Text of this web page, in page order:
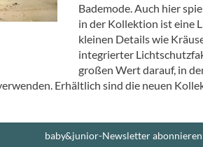
Bademode. Auch hier
in der Kollektion ist eine
kleinen Details wie
integrierter
großen Wert darauf, in
Erhältlich sind die neuen
baby&junior-Newsletter